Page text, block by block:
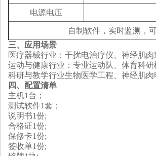
电源电压
自制软件，实时监测，
三、应用场景
医疗器械行业：干扰电治疗仪、神经肌
运动与健康行业 ：专业运动队、体育科
科研与教学行业生物医学工程、神经肌
四、配置清单
主机1台；
测试软件1套；
说明书1份;
合格证1份;
保修卡1份;
签收单1份;